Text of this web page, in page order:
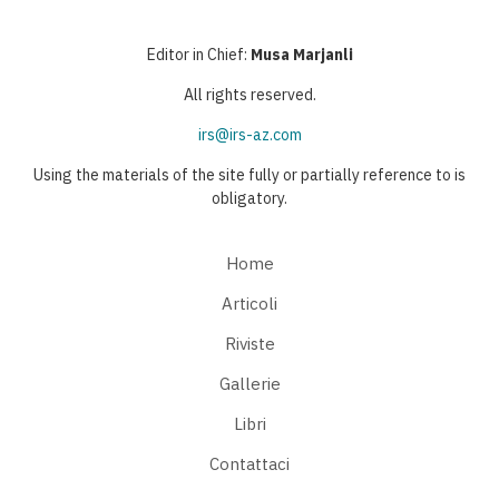
Editor in Chief: Musa Marjanli
All rights reserved.
irs@irs-az.com
Using the materials of the site fully or partially reference to is
obligatory.
Home
Articoli
Riviste
Gallerie
Libri
Contattaci